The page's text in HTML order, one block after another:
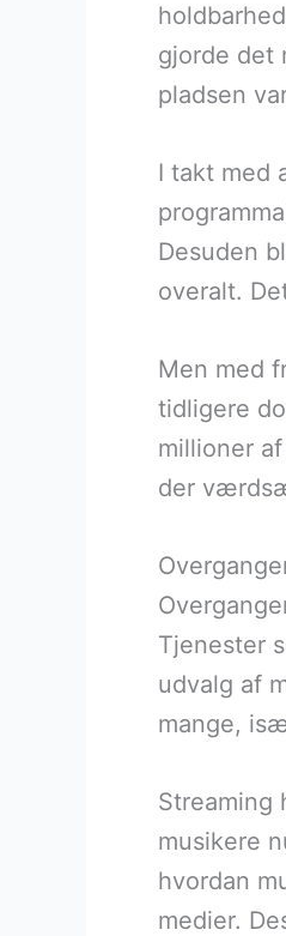
gjorde det
pladsen
I takt med
Desuden
overalt.
Men med
tidligere
millioner
der
Tjenester
udvalg af
mange,
Streaming
musikere
hvordan
medier.